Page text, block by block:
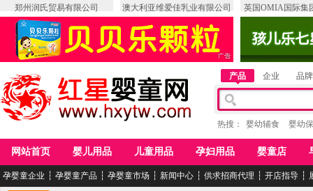
郑州润氏贸易有限公司 澳大利亚维爱佳乳业有限公司 英国OMIA国际集
产品 企业 品牌
热搜： 婴幼辅食 婴幼
网站首页 婴儿用品 儿童用品 孕妇用品 婴童店
孕婴童企业 ┆ 孕婴童产品 ┆ 孕婴童市场 ┆ 新闻中心 ┆ 供求招商代理 ┆ 开店指导 ┆